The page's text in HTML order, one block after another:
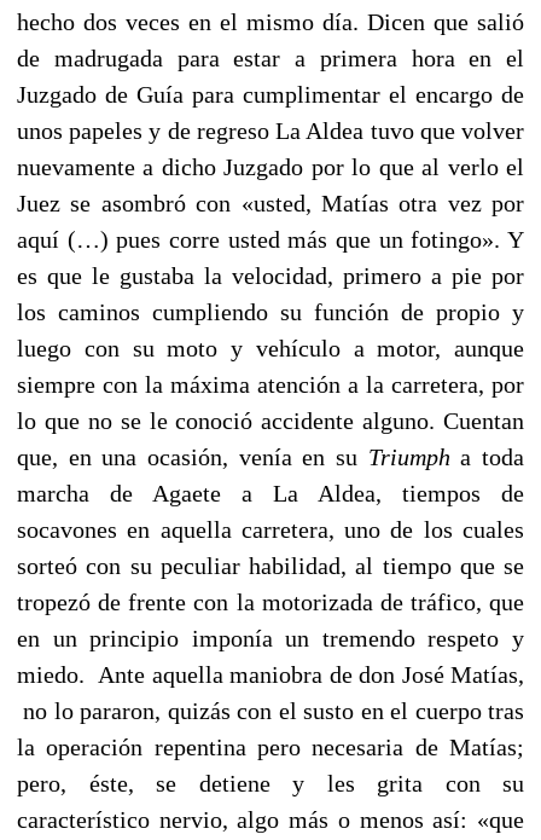
hecho dos veces en el mismo día. Dicen que salió
de madrugada para estar a primera hora en el
Juzgado de Guía para cumplimentar el encargo de
unos papeles y de regreso La Aldea tuvo que volver
nuevamente a dicho Juzgado por lo que al verlo el
Juez se asombró con «usted, Matías otra vez por
aquí (…) pues corre usted más que un fotingo». Y
es que le gustaba la velocidad, primero a pie por
los caminos cumpliendo su función de propio y
luego con su moto y vehículo a motor, aunque
siempre con la máxima atención a la carretera, por
lo que no se le conoció accidente alguno. Cuentan
que, en una ocasión, venía en su Triumph a toda
marcha de Agaete a La Aldea, tiempos de
socavones en aquella carretera, uno de los cuales
sorteó con su peculiar habilidad, al tiempo que se
tropezó de frente con la motorizada de tráfico, que
en un principio imponía un tremendo respeto y
miedo. Ante aquella maniobra de don José Matías,
no lo pararon, quizás con el susto en el cuerpo tras
la operación repentina pero necesaria de Matías;
pero, éste, se detiene y les grita con su
característico nervio, algo más o menos así: «que